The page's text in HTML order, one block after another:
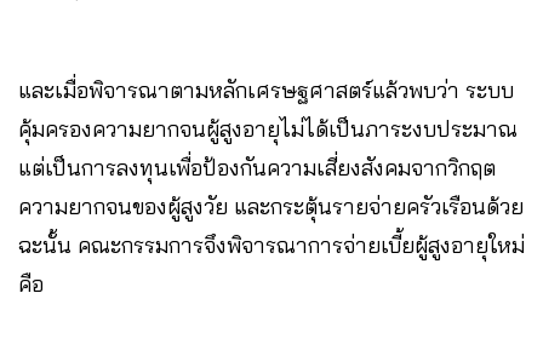
และเมื่อพิจารณาตามหลักเศรษฐศาสตร์แล้วพบว่า ระบบ
คุ้มครองความยากจนผู้สูงอายุไม่ได้เป็นภาระงบประมาณ
แต่เป็นการลงทุนเพื่อป้องกันความเสี่ยงสังคมจากวิกฤต
ความยากจนของผู้สูงวัย และกระตุ้นรายจ่ายครัวเรือนด้วย
ฉะนั้น คณะกรรมการจึงพิจารณาการจ่ายเบี้ยผู้สูงอายุใหม่
คือ